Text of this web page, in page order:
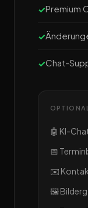
Premium
Chat-
🤖 KI-
📅
✉️
🖼️